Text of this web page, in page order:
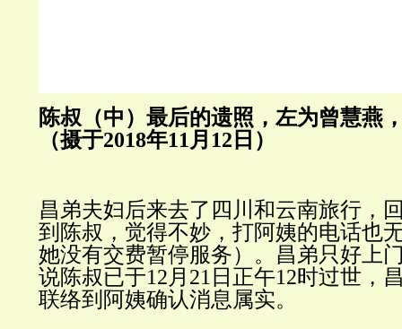
陈叔（中）最后的遗照，左为曾慧燕
（摄于2018年11月12日）
昌弟夫妇后来去了四川和云南旅行，
到陈叔，觉得不妙，打阿姨的电话也
她没有交费暂停服务）。昌弟只好上
说陈叔已于12月21日正午12时过世，
联络到阿姨确认消息属实。